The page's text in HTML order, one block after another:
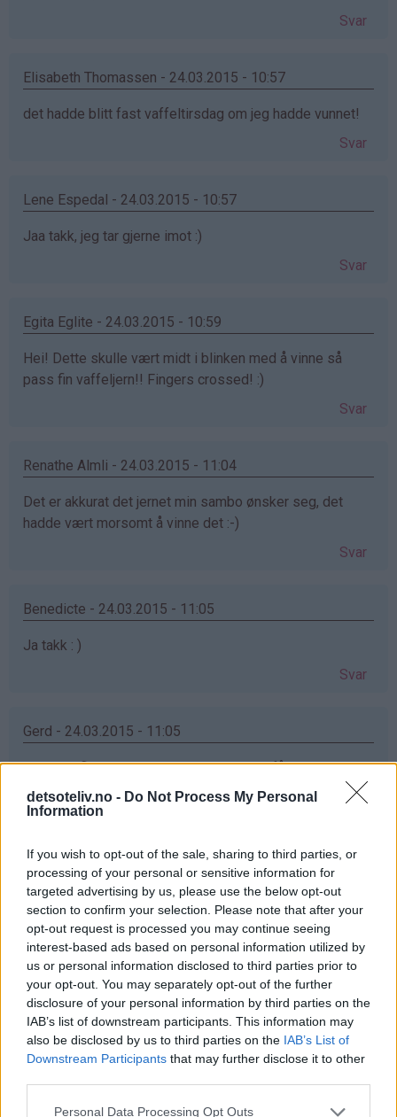
detsoteliv.no - Do Not Process My Personal
Information
If you wish to opt-out of the sale, sharing to third parties, or
processing of your personal or sensitive information for
targeted advertising by us, please use the below opt-out
section to confirm your selection. Please note that after your
opt-out request is processed you may continue seeing
interest-based ads based on personal information utilized by
us or personal information disclosed to third parties prior to
your opt-out. You may separately opt-out of the further
disclosure of your personal information by third parties on the
IAB’s list of downstream participants. This information may
also be disclosed by us to third parties on the IAB’s List of
Downstream Participants that may further disclose it to other
Personal Data Processing Opt Outs
Svar
Elisabeth Thomassen - 24.03.2015 - 10:57
det hadde blitt fast vaffeltirsdag om jeg hadde vunnet!
Svar
Lene Espedal - 24.03.2015 - 10:57
Jaa takk, jeg tar gjerne imot :)
Svar
Egita Eglite - 24.03.2015 - 10:59
Hei! Dette skulle vært midt i blinken med å vinne så
pass fin vaffeljern!! Fingers crossed! :)
Svar
Renathe Almli - 24.03.2015 - 11:04
Det er akkurat det jernet min sambo ønsker seg, det
hadde vært morsomt å vinne det :-)
Svar
Benedicte - 24.03.2015 - 11:05
Ja takk : )
Svar
Gerd - 24.03.2015 - 11:05
elsker vafler,men har enda ikke greid og fått meg ett
vaffeljern som er bra ,det jeg har no koker og ikke
steiker ,men ska kjøp nytt og da ska e prøv dette
Anette - 24.03.2015 - 11:05
Ett nytt vaffeljern hadde ikke vært så ille!☺ Da hadde
jeg endelig sluppet å vente i 5 min før en vaffel var klar!
Mitt nåværende jern er litt slitent for å si det slik ✌
Svar
Anonym - 24.03.2015 - 11:05